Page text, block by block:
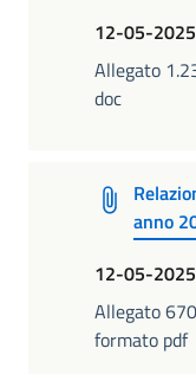
12-05-2025
Allegato
doc
anno
12-05-2025
Allegato
formato pdf